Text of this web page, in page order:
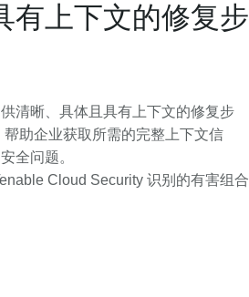
有上下文的修复步
清晰、具体且具有上下文的修复步
助企业获取所需的完整上下文信
全问题。